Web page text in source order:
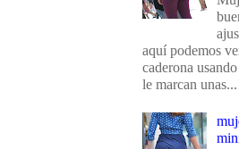
aquí podemos
caderona
le marcan unas...